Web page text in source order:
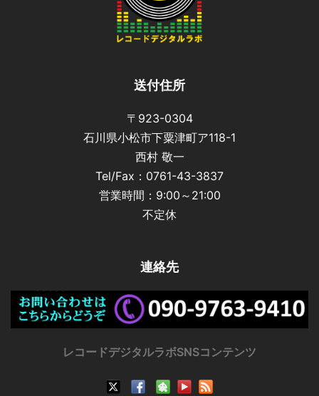
送付住所
〒923-0304
石川県小松市下粟津町ア118-1
西村 敬一
Tel/Fax：0761-43-3837
営業時間：9:00～21:00
不定休
連絡先
レコードデジタルラボSNSコンテンツ